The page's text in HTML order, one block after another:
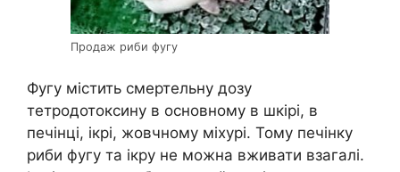
Продаж риби фугу
Фугу містить смертельну дозу
тетродотоксину в основному в шкірі, в
печінці, ікрі, жовчному міхурі. Тому печінку
риби фугу та ікру не можна вживати взагалі.